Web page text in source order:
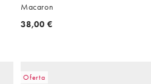
Macaron
38,00 €
Oferta